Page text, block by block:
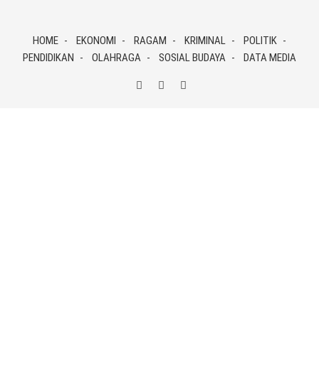
contentHOME EKONOMI RAGAM KRIMINAL
POLITIK
PENDIDIKAN
OLAHRAGA SOSIAL BUDAYA DATA MEDIA